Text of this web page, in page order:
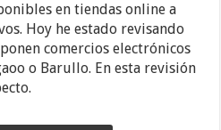
en tiendas online a
Hoy he estado revisando
comercios electrónicos
o Barullo. En esta revisión